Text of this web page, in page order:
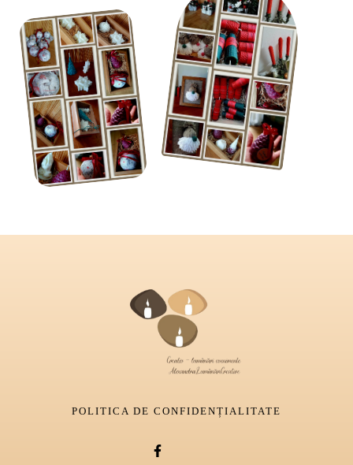
POLITICA DE CONFIDENȚIALITATE